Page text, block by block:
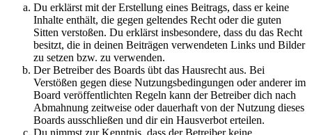
Du erklärst mit der Erstellung eines Beitrags, dass er keine
Inhalte enthält, die gegen geltendes Recht oder die guten
Sitten verstoßen. Du erklärst insbesondere, dass du das Recht
besitzt, die in deinen Beiträgen verwendeten Links und Bilder
zu setzen bzw. zu verwenden.
Der Betreiber des Boards übt das Hausrecht aus. Bei
Verstößen gegen diese Nutzungsbedingungen oder anderer im
Board veröffentlichten Regeln kann der Betreiber dich nach
Abmahnung zeitweise oder dauerhaft von der Nutzung dieses
Boards ausschließen und dir ein Hausverbot erteilen.
Du nimmst zur Kenntnis, dass der Betreiber keine